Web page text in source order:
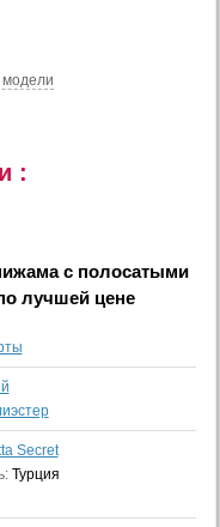
модели
:
с полосатыми
лучшей цене
Secret
Турция